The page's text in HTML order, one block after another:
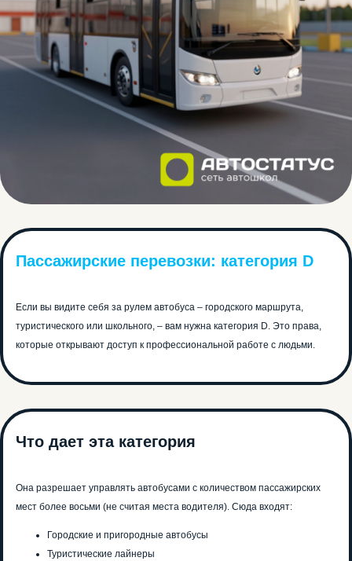
Пассажирские перевозки: категория D
Если вы видите себя за рулем автобуса – городского маршрута,
туристического или школьного, – вам нужна категория D. Это права,
которые открывают доступ к профессиональной работе с людьми.
Что дает эта категория
Она разрешает управлять автобусами с количеством пассажирских
мест более восьми (не считая места водителя). Сюда входят:
Городские и пригородные автобусы
Туристические лайнеры